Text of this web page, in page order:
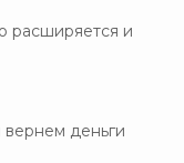
расширяется и
деньги